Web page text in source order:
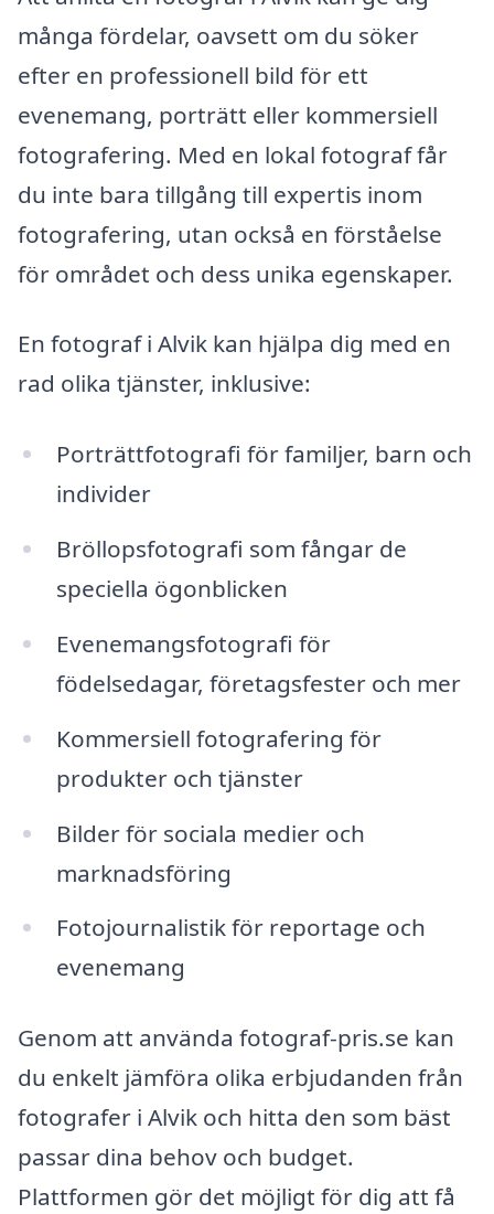
många fördelar, oavsett om du söker
efter en professionell bild för ett
evenemang, porträtt eller kommersiell
fotografering. Med en lokal fotograf får
du inte bara tillgång till expertis inom
fotografering, utan också en förståelse
för området och dess unika egenskaper.
En fotograf i Alvik kan hjälpa dig med en
rad olika tjänster, inklusive:
Porträttfotografi för familjer, barn och
individer
Bröllopsfotografi som fångar de
speciella ögonblicken
Evenemangsfotografi för
födelsedagar, företagsfester och mer
Kommersiell fotografering för
produkter och tjänster
Bilder för sociala medier och
marknadsföring
Fotojournalistik för reportage och
evenemang
Genom att använda fotograf-pris.se kan
du enkelt jämföra olika erbjudanden från
fotografer i Alvik och hitta den som bäst
passar dina behov och budget.
Plattformen gör det möjligt för dig att få